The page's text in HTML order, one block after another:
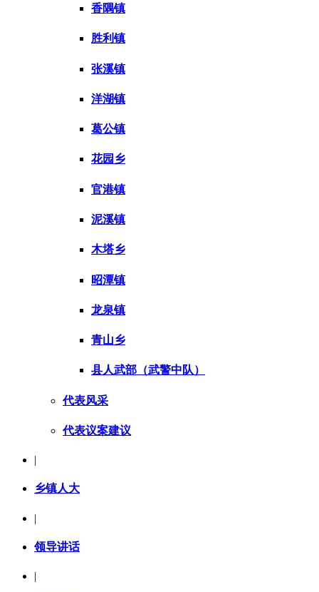
香隅镇
胜利镇
张溪镇
洋湖镇
葛公镇
花园乡
官港镇
泥溪镇
木塔乡
昭潭镇
龙泉镇
青山乡
县人武部（武警中队）
代表风采
代表议案建议
|
乡镇人大
|
领导讲话
|